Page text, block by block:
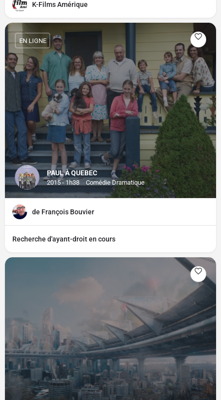
K-Films Amérique
PAUL À QUEBEC
2015 - 1h38 Comédie Dramatique
EN LIGNE
de François Bouvier
Recherche d'ayant-droit en cours